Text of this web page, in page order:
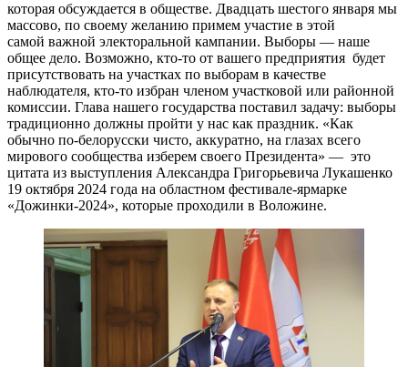
которая обсуждается в обществе. Двадцать шестого января мы
массово, по своему желанию примем участие в этой
самой важной электоральной кампании. Выборы — наше
общее дело. Возможно, кто-то от вашего предприятия будет
присутствовать на участках по выборам в качестве
наблюдателя, кто-то избран членом участковой или районной
комиссии. Глава нашего государства поставил задачу: выборы
традиционно должны пройти у нас как праздник. «Как
обычно по-белорусски чисто, аккуратно, на глазах всего
мирового сообщества изберем своего Президента» — это
цитата из выступления Александра Григорьевича Лукашенко
19 октября 2024 года на областном фестивале-ярмарке
«Дожинки-2024», которые проходили в Воложине.